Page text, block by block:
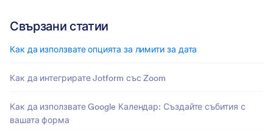
Свързани статии
Как да използвате опцията за лимити за дата
Как да интегрирате Jotform със Zoom
Как да използвате Google Календар: Създайте събития с
вашата форма